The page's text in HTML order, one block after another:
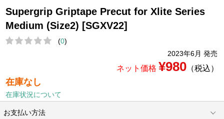
Supergrip Griptape Precut for Xlite Series
Medium (Size2) [SGXV22]
(0)
2023年6月 発売
ネット価格 ¥980（税込）
在庫なし
在庫状況について
お支払い方法